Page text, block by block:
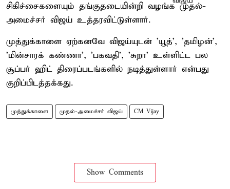
சிகிச்சைகளையும் தங்குதடையின்றி வழங்க முதல்-
அமைச்சர் விஜய் உத்தரவிட்டுள்ளார்.
முத்துக்காளை ஏற்கனவே விஜய்யுடன் 'யூத்', 'தமிழன்',
'மின்சாரக் கண்ணா', 'பகவதி', 'சுறா' உள்ளிட்ட பல
சூப்பர் ஹிட் திரைப்படங்களில் நடித்துள்ளார் என்பது
குறிப்பிடத்தக்கது.
முத்துக்காளை முதல்-அமைச்சர் விஜய் CM Vijay
Show Comments